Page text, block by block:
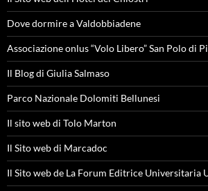
Dove dormire a Valdobbiadene
Associazione onlus “Volo Libero” San Polo di
Il Blog di Giulia Salmaso
Parco Nazionale Dolomiti Bellunesi
Il sito web di Tolo Marton
Il Sito web di Marcadoc
Il Sito web de La Forum Editrice Universitaria